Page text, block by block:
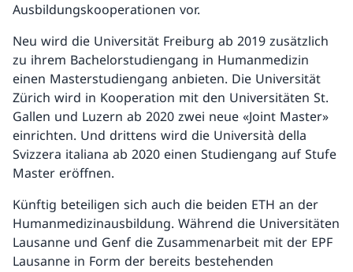
Ausbildungskooperationen vor.
Neu wird die Universität Freiburg ab 2019 zusätzlich
zu ihrem Bachelorstudiengang in Humanmedizin
einen Masterstudiengang anbieten. Die Universität
Zürich wird in Kooperation mit den Universitäten St.
Gallen und Luzern ab 2020 zwei neue «Joint Master»
einrichten. Und drittens wird die Università della
Svizzera italiana ab 2020 einen Studiengang auf Stufe
Master eröffnen.
Künftig beteiligen sich auch die beiden ETH an der
Humanmedizinausbildung. Während die Universitäten
Lausanne und Genf die Zusammenarbeit mit der EPF
Lausanne in Form der bereits bestehenden